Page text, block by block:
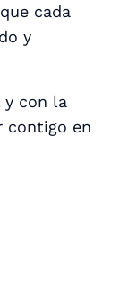
cada
y
y con la
contigo en